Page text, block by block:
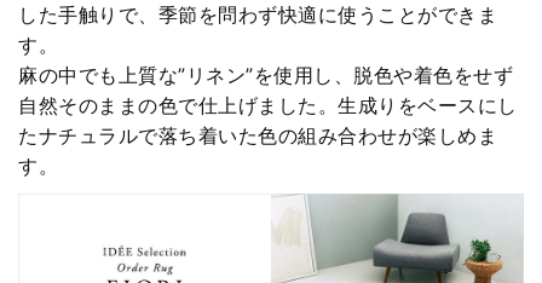
した手触りで、季節を問わず快適に使うことができま
す。
麻の中でも上質な”リネン”を使用し、脱色や着色をせず
自然そのままの色で仕上げました。生成りをベースにし
たナチュラルで落ち着いた色の組み合わせが楽しめま
す。